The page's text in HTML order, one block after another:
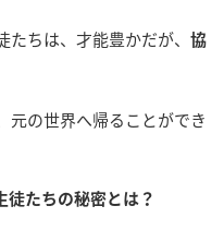
ちは、才能豊かだが、
協
元の世界へ帰ることができ
徒たちの秘密とは？